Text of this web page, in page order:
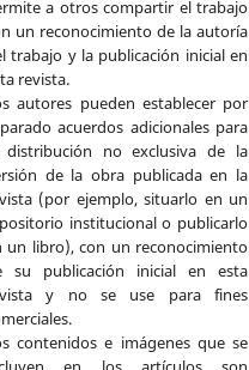
a otros compartir el trabajo
un reconocimiento de la autoría
trabajo y la publicación inicial en
revista.
autores pueden establecer por
acuerdos adicionales para
distribución no exclusiva de la
de la obra publicada en la
(por ejemplo, situarlo en un
institucional o publicarlo
un libro), con un reconocimiento
su publicación inicial en esta
y no se use para fines
contenidos e imágenes que se